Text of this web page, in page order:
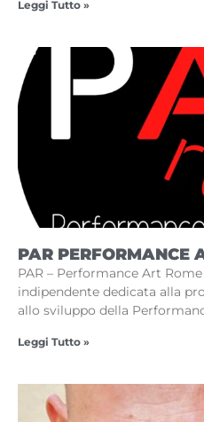
Leggi Tutto »
PAR PERFORMANCE
PAR – Performance Art
indipendente dedicata alla
allo sviluppo della
Leggi Tutto »